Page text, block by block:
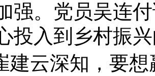
强。党员吴连
投入到乡村振
建云深知， 要想